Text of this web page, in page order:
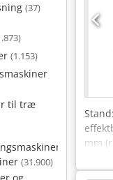
(37)
(1.153)
til træ
(31.900)
Stand:
mm